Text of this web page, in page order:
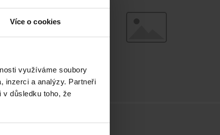
Více o cookies
využíváme soubory
inzerci a analýzy. Partneři
důsledku toho, že